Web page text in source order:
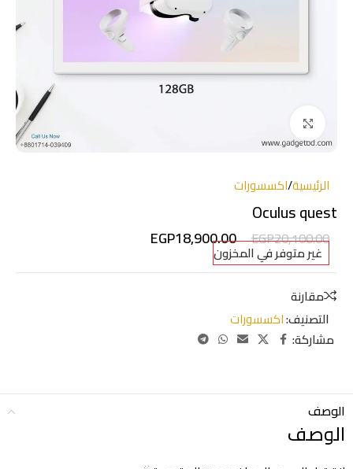
الرئيسية/اكسسورات
Oculus quest
EGP20,100.00
EGP18,900.00
غير متوفر في المخزون
مقارنة
التصنيف:اكسسورات
مشاركة:
الوصف
الوصف